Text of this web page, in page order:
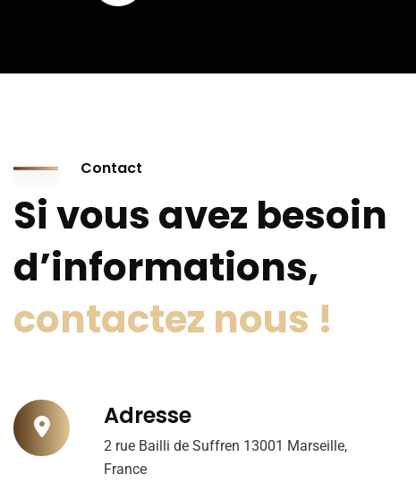
Contact
Si vous avez besoin
d’informations,
contactez nous !
Adresse
2 rue Bailli de Suffren 13001 Marseille,
France